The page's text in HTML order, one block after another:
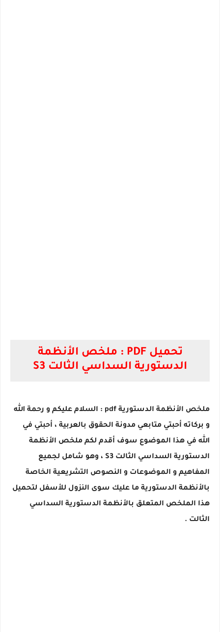
تحميل PDF : ملخص الأنظمة
الدستورية السداسي الثالت S3
ملخص الأنظمة الدستورية pdf : السلام عليكم و رحمة الله
و بركاته أحبتي متابعي مدونة الحقوق بالعربية ، أحبتي في
الله في هذا الموضوع سوف أقدم لكم ملخص الأنظمة
الدستورية السداسي الثالت S3 ، وهو شامل لجميع
المفاهيم و الموضوعات و النصوص التشريعية الخاصة
بالأنظمة الدستورية ما عليك سوى النزول للأسفل لتحميل
هذا الملخص المتعلق بالأنظمة الدستورية السداسي
الثالت .